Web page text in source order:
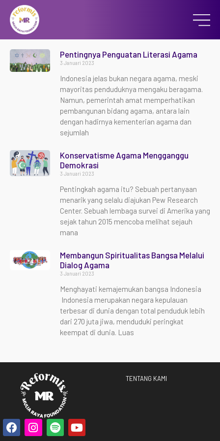
Pentingnya Penguatan Literasi Agama
3 Januari 2023
Indonesia jelas bukan negara agama, meski
mayoritas penduduknya mengaku beragama.
Namun, pemerintah amat memperhatikan
pembangunan bidang agama, antara lain
dengan hadirnya kementerian agama dan
sejumlah
Konservatisme Agama Mengganggu
Demokrasi
3 Januari 2023
Pentingkah agama itu? Sebuah pertanyaan
menarik yang selalu diajukan Pew Research
Center. Sebuah lembaga survei di Amerika yang
sejak tahun 2015 mencoba melihat sejauh
mana
Membangun Spiritualitas Bangsa Melalui
Dialog Agama
3 Januari 2023
Menghayati kemajemukan bangsa Indonesia
Indonesia merupakan negara kepulauan
terbesar di dunia dengan total penduduk lebih
dari 270 juta jiwa, menduduki peringkat
keempat di dunia. Luas
TENTANG KAMI